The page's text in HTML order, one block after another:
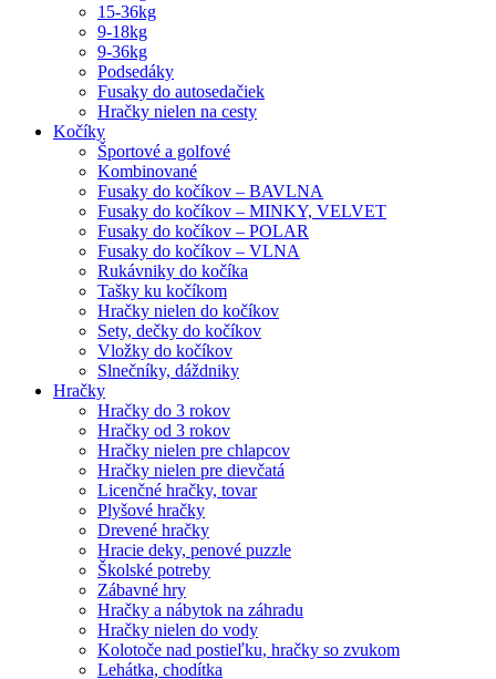
15-36kg
9-18kg
9-36kg
Podsedáky
Fusaky do autosedačiek
Hračky nielen na cesty
Kočíky
Športové a golfové
Kombinované
Fusaky do kočíkov – BAVLNA
Fusaky do kočíkov – MINKY, VELVET
Fusaky do kočíkov – POLAR
Fusaky do kočíkov – VLNA
Rukávniky do kočíka
Tašky ku kočíkom
Hračky nielen do kočíkov
Sety, dečky do kočíkov
Vložky do kočíkov
Slnečníky, dáždniky
Hračky
Hračky do 3 rokov
Hračky od 3 rokov
Hračky nielen pre chlapcov
Hračky nielen pre dievčatá
Licenčné hračky, tovar
Plyšové hračky
Drevené hračky
Hracie deky, penové puzzle
Školské potreby
Zábavné hry
Hračky a nábytok na záhradu
Hračky nielen do vody
Kolotoče nad postieľku, hračky so zvukom
Lehátka, chodítka